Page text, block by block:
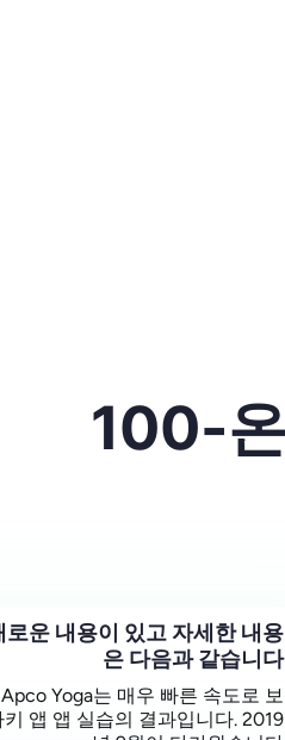
100-
로운 내용이 있고 자세한 내용
은 다음과 같습니다
Yoga는 매우 빠른 속도로 보
앱 앱 실습의 결과입니다. 2019